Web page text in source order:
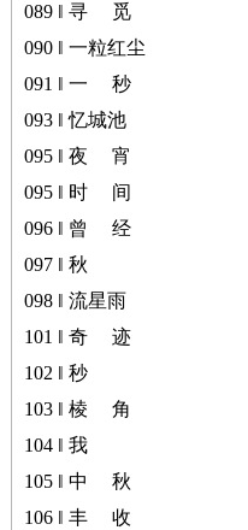
089 ‖ 寻 觅
090 ‖ 一粒红尘
091 ‖ 一 秒
093 ‖ 忆城池
095 ‖ 夜 宵
095 ‖ 时 间
096 ‖ 曾 经
097 ‖ 秋
098 ‖ 流星雨
101 ‖ 奇 迹
102 ‖ 秒
103 ‖ 棱 角
104 ‖ 我
105 ‖ 中 秋
106 ‖ 丰 收